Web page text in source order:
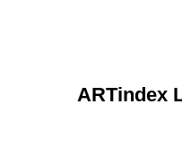
ARTindex